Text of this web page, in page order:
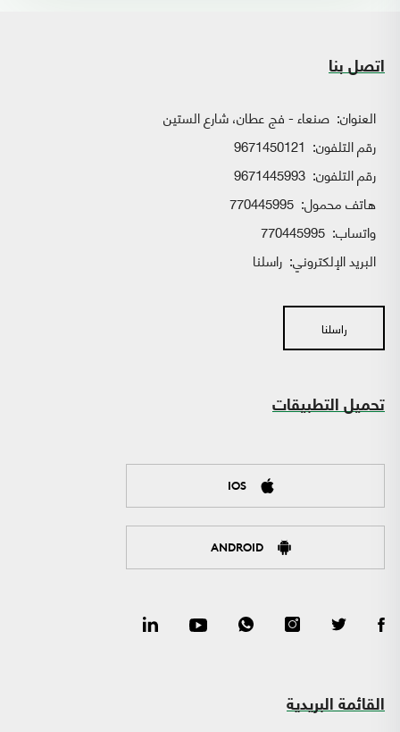
اتصل بنا
العنوان: صنعاء - فج عطان، شارع الستين
رقم التلفون: 9671450121
رقم التلفون: 9671445993
هاتف محمول: 770445995
واتساب:
البريد الإلكتروني: راسلنا
راسلنا
تحميل التطبيقات
IOS
ANDROID
القائمة البريدية